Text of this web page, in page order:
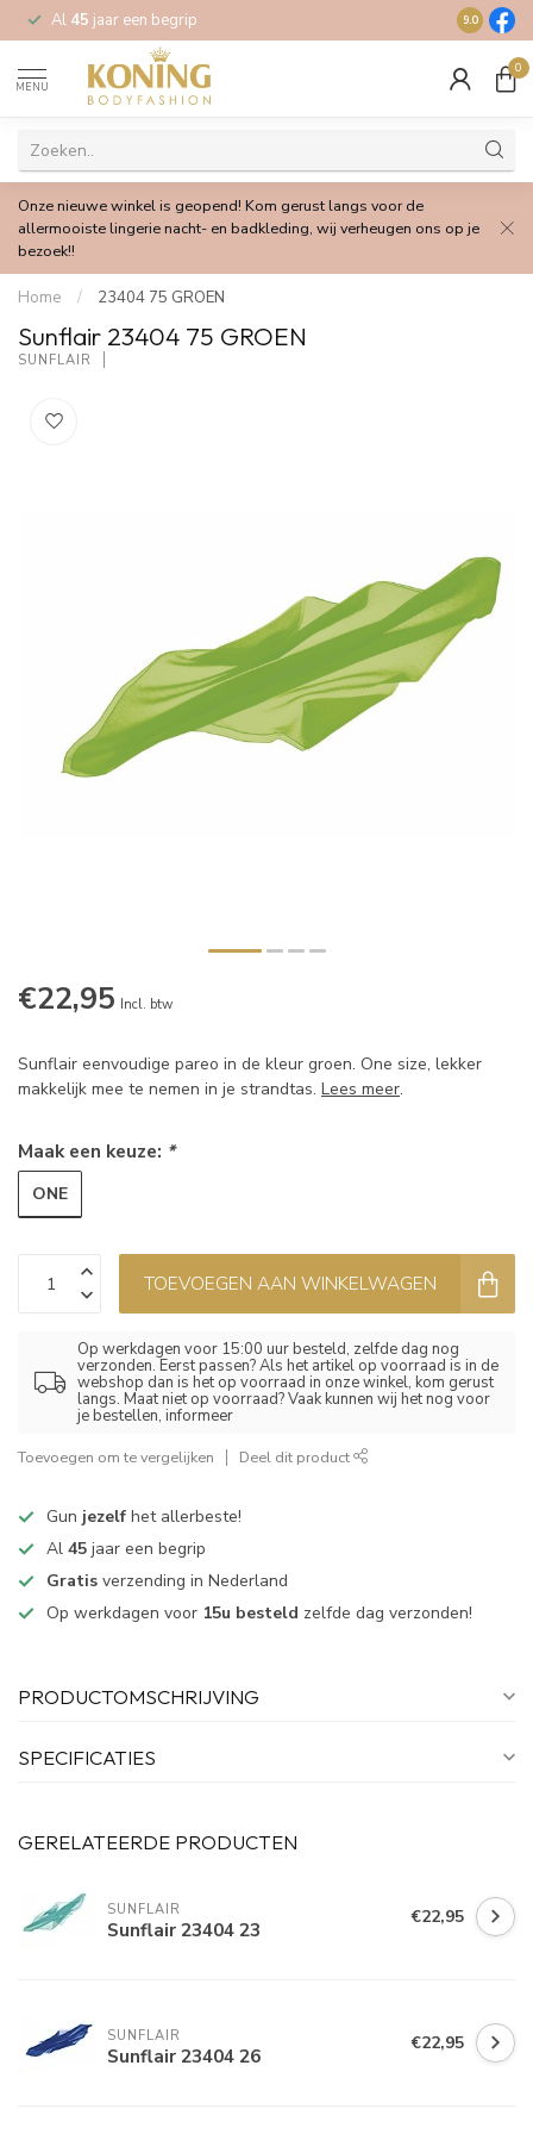
Al 45 jaar een begrip Gratis
9.0
MENU
0
Onze nieuwe winkel is geopend! Kom gerust langs voor de
allermooiste lingerie nacht- en badkleding, wij verheugen ons op je
bezoek!!
Home / 23404 75 GROEN
Sunflair 23404 75 GROEN
SUNFLAIR
€22,95 Incl. btw
Sunflair eenvoudige pareo in de kleur groen. One size, lekker
makkelijk mee te nemen in je strandtas. Lees meer.
Maak een keuze: *
ONE
TOEVOEGEN AAN WINKELWAGEN
Op werkdagen voor 15:00 uur besteld, zelfde dag nog
verzonden. Eerst passen? Als het artikel op voorraad is in de
webshop dan is het op voorraad in onze winkel, kom gerust
langs. Maat niet op voorraad? Vaak kunnen wij het nog voor
je bestellen, informeer
Toevoegen om te vergelijken Deel dit product
Gun jezelf het allerbeste!
Al 45 jaar een begrip
Gratis verzending in Nederland
Op werkdagen voor 15u besteld zelfde dag verzonden!
PRODUCTOMSCHRIJVING
SPECIFICATIES
GERELATEERDE PRODUCTEN
SUNFLAIR
Sunflair 23404 23 €22,95
SUNFLAIR
Sunflair 23404 26 €22,95